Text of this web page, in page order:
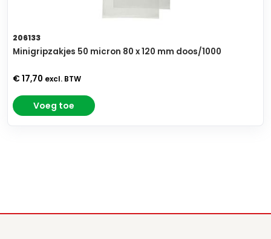
206133
Minigripzakjes 50 micron 80 x 120 mm doos/1000
€ 17,70 excl. BTW
Voeg toe